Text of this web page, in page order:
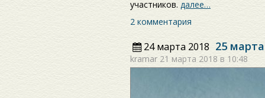
участников. далее…
2 комментария
24 марта 2018 25
kramar 21 марта 2018 в 10:48